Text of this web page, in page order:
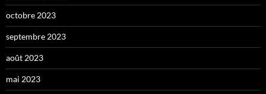
octobre 2023
septembre 2023
août 2023
mai 2023